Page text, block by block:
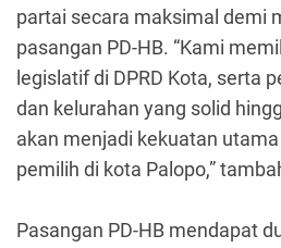
partai secara maksimal demi
pasangan PD-HB. “Kami
legislatif di DPRD Kota, serta
dan kelurahan yang solid
akan menjadi kekuatan
pemilih di kota Palopo,”
Pasangan PD-HB mendapat